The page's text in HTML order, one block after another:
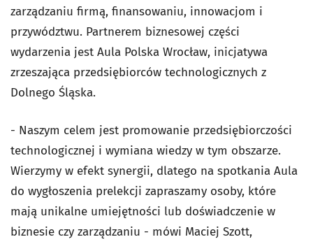
zarządzaniu firmą, finansowaniu, innowacjom i
przywództwu. Partnerem biznesowej części
wydarzenia jest Aula Polska Wrocław, inicjatywa
zrzeszająca przedsiębiorców technologicznych z
Dolnego Śląska.
- Naszym celem jest promowanie przedsiębiorczości
technologicznej i wymiana wiedzy w tym obszarze.
Wierzymy w efekt synergii, dlatego na spotkania Aula
do wygłoszenia prelekcji zapraszamy osoby, które
mają unikalne umiejętności lub doświadczenie w
biznesie czy zarządzaniu - mówi Maciej Szott,